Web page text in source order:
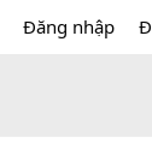
Đăng nhập